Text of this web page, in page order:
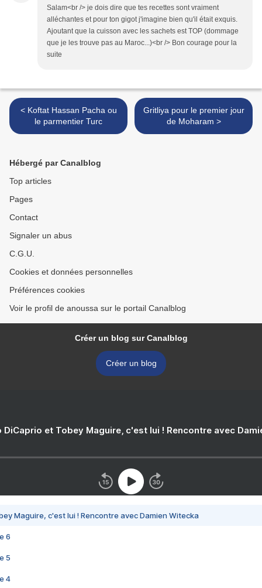
Salam<br /> je dois dire que tes recettes sont vraiment
alléchantes et pour ton gigot j'imagine bien qu'il était exquis.
Ajoutant que la cuisson avec les sachets est TOP (dommage
que je les trouve pas au Maroc...)<br /> Bon courage pour la
suite
< Koftat Hassan Pacha ou
le parmentier Turc
Gritliya pour le premier jour
de Moharam >
Hébergé par Canalblog
Top articles
Pages
Contact
Signaler un abus
C.G.U.
Cookies et données personnelles
Préférences cookies
Voir le profil de anoussa sur le portail Canalblog
Créer un blog sur Canalblog
Créer un blog
DiCaprio et Tobey Maguire, c'est lui ! Rencontre avec
Maguire, c'est lui ! Rencontre avec Damien Witecka
6
5
4